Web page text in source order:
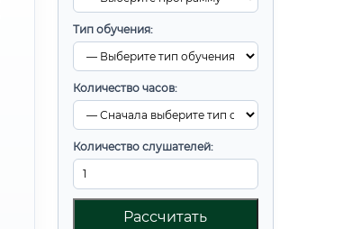
Тип обучения:
Количество часов:
Количество слушателей:
Рассчитать